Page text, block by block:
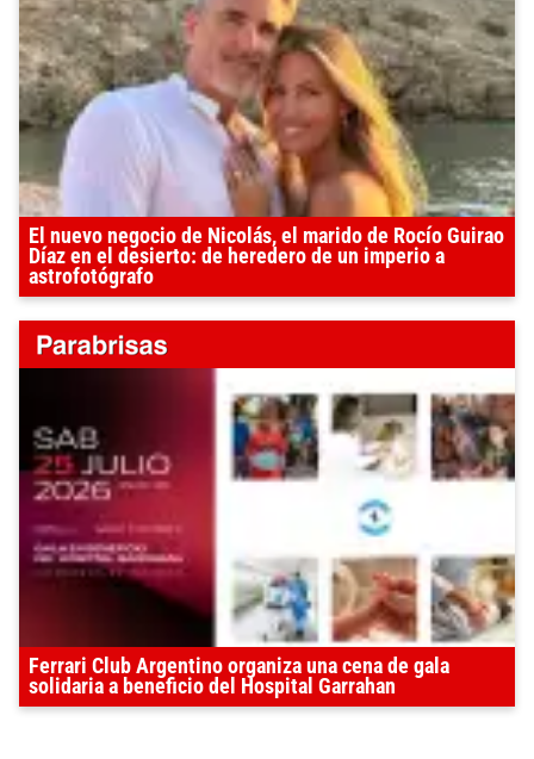
El nuevo negocio de Nicolás, el marido de Rocío Guirao
Díaz en el desierto: de heredero de un imperio a
astrofotógrafo
Ferrari Club Argentino organiza una cena de gala
solidaria a beneficio del Hospital Garrahan